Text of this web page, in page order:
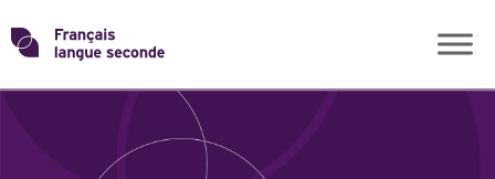
Skip
toTransformons
THÈMES